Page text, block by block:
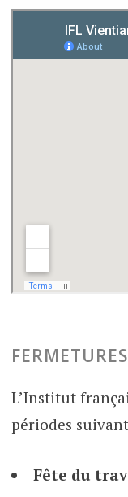
L’Institut
périodes
Fête du